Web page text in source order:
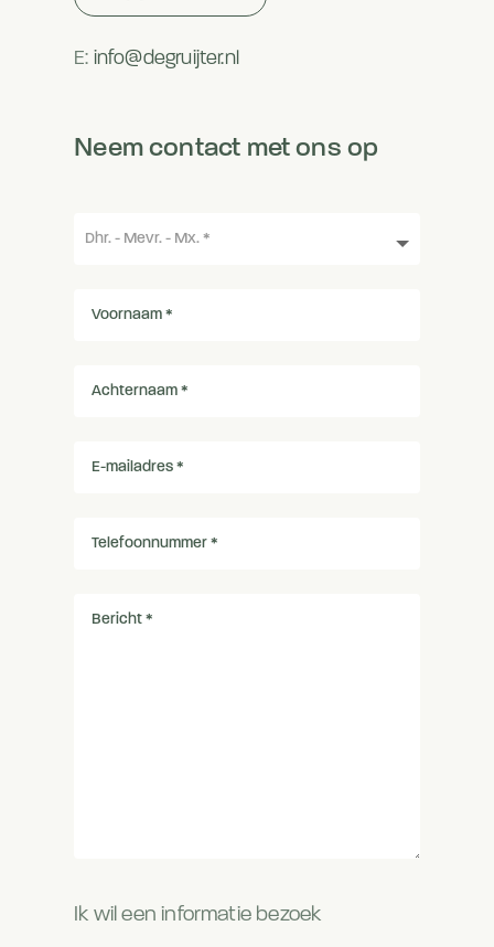
E: info@degruijter.nl
Neem contact met ons op
Ik wil een informatie bezoek